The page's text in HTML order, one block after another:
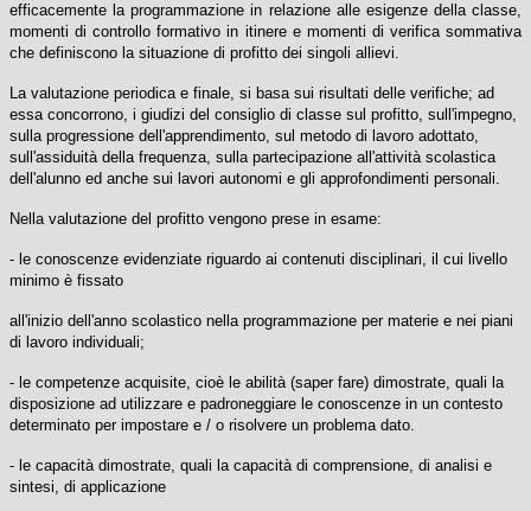
efficacemente la programmazione in relazione alle esigenze della classe,
momenti di controllo formativo in itinere e momenti di verifica sommativa
che definiscono la situazione di profitto dei singoli allievi.
La valutazione periodica e finale, si basa sui risultati delle verifiche; ad
essa concorrono, i giudizi del consiglio di classe sul profitto, sull'impegno,
sulla progressione dell'apprendimento, sul metodo di lavoro adottato,
sull'assiduità della frequenza, sulla partecipazione all'attività scolastica
dell'alunno ed anche sui lavori autonomi e gli approfondimenti personali.
Nella valutazione del profitto vengono prese in esame:
- le conoscenze evidenziate riguardo ai contenuti disciplinari, il cui livello
minimo è fissato
all'inizio dell'anno scolastico nella programmazione per materie e nei piani
di lavoro individuali;
- le competenze acquisite, cioè le abilità (saper fare) dimostrate, quali la
disposizione ad utilizzare e padroneggiare le conoscenze in un contesto
determinato per impostare e / o risolvere un problema dato.
- le capacità dimostrate, quali la capacità di comprensione, di analisi e
sintesi, di applicazione